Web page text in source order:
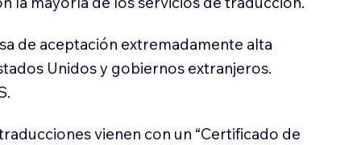
de aceptación extremadamente alta
Unidos y gobiernos extranjeros.
vienen con un “Certificado de